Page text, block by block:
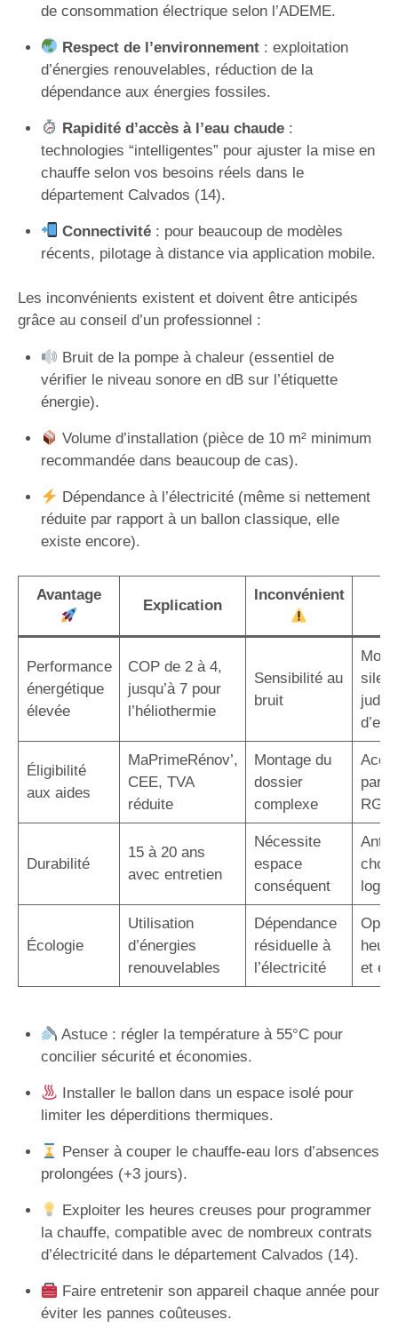
de consommation électrique selon l’ADEME.
Respect de l’environnement: exploitation
d’énergies renouvelables, réduction de la
dépendance aux énergies fossiles.
Rapidité d’accès à l’eau chaude:
technologies “intelligentes” pour ajuster la mise en
chauffe selon vos besoins réels dans le
département Calvados (14).
Connectivité: pour beaucoup de modèles
récents, pilotage à distance via application mobile.
Les inconvénients existent et doivent être anticipés
grâce au conseil d’un professionnel :
Bruit de la pompe à chaleur (essentiel de
vérifier le niveau sonore en dB sur l’étiquette
énergie).
Volume d’installation (pièce de 10 m² minimum
recommandée dans beaucoup de cas).
Dépendance à l’électricité (même si nettement
réduite par rapport à un ballon classique, elle
existe encore).
Avantage
Explication
Inconvénient
Performance
énergétique
élevée
COP de 2 à 4,
jusqu’à 7 pour
l’héliothermie
Sensibilité au
bruit
Éligibilité
aux aides
MaPrimeRénov’,
CEE, TVA
réduite
Montage du
dossier
complexe
par
RGE
Durabilité
15 à 20 ans
avec entretien
Nécessite
espace
conséquent
Écologie
Utilisation
d’énergies
renouvelables
Dépendance
résiduelle à
l’électricité
et
Astuce : régler la température à 55°C pour
concilier sécurité et économies.
Installer le ballon dans un espace isolé pour
limiter les déperditions thermiques.
Penser à couper le chauffe-eau lors d’absences
prolongées (+3 jours).
Exploiter les heures creuses pour programmer
la chauffe, compatible avec de nombreux contrats
d’électricité dans le département Calvados (14).
Faire entretenir son appareil chaque année pour
éviter les pannes coûteuses.